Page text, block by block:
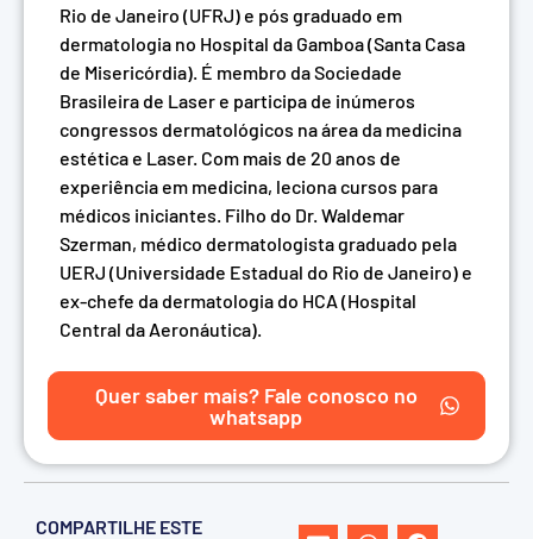
Rio de Janeiro (UFRJ) e pós graduado em
dermatologia no Hospital da Gamboa (Santa Casa
de Misericórdia). É membro da Sociedade
Brasileira de Laser e participa de inúmeros
congressos dermatológicos na área da medicina
estética e Laser. Com mais de 20 anos de
experiência em medicina, leciona cursos para
médicos iniciantes. Filho do Dr. Waldemar
Szerman, médico dermatologista graduado pela
UERJ (Universidade Estadual do Rio de Janeiro) e
ex-chefe da dermatologia do HCA (Hospital
Central da Aeronáutica).
Quer saber mais? Fale conosco no
whatsapp
COMPARTILHE ESTE